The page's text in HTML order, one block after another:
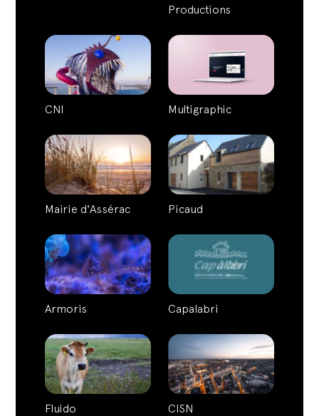
Productions
CNI Multigraphic
Mairie d'Assérac Picaud
Armoris Capalabri
Fluido CISN